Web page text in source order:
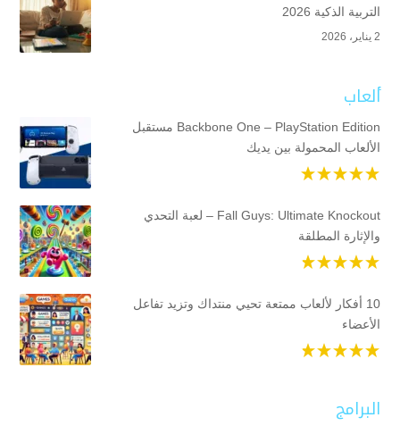
التربية الذكية 2026
2 يناير، 2026
ألعاب
Backbone One – PlayStation Edition مستقبل
الألعاب المحمولة بين يديك
Fall Guys: Ultimate Knockout – لعبة التحدي
والإثارة المطلقة
10 أفكار لألعاب ممتعة تحيي منتداك وتزيد تفاعل
الأعضاء
البرامج